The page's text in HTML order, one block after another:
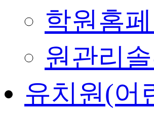
학원홈
원관리
유치원(어